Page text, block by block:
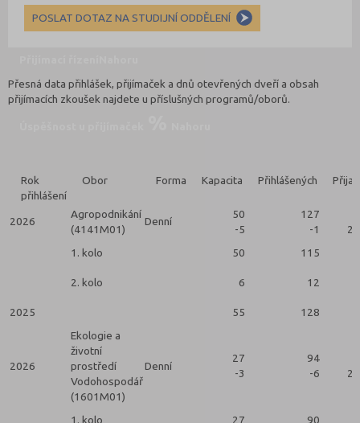
POSLAT DOTAZ NA STUDIJNÍ ODDĚLENÍ
Přesná data přihlášek, přijímaček a dnů otevřených dveří a obsah
přijímacích zkoušek najdete u příslušných programů/oborů.
Rok
přihlášení
Obor Forma Kapacita Přihlášených
2026
Agropodnikání
(4141M01)
Denní
50
-5
127
-1
2
1. kolo
50 115
2. kolo 6 12
2025 55 128
2026
Ekologie a
životní
prostředí
Vodohospodář
(1601M01)
Denní
27
-3
94
-6
2
1. kolo 27 90